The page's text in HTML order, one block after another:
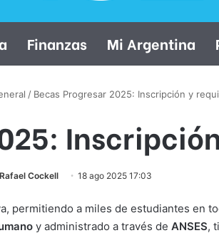
Finanzas Mi Argentina
/ Becas Progresar 2025: Inscripción y
Rafael Cockell 18 ago 2025 17:03
permitiendo a miles de estudiantes en
y administrado a través de ANSES,